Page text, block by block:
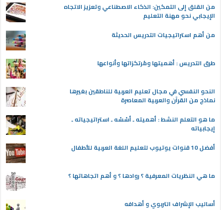
من القلق إلى التمكين: الذكاء الاصطناعي وتعزيز الاتجاه
الإيجابي نحو مهنة التعليم
من أهم استراتيجيات التدريس الحديثة
طرق التدريس : أهميتها ومُرتكزاتها وأنواعها
النحو النفسي في مجال تعليم العربية للناطقين بغيرها
نماذج من القرآن والعربية المعاصرة
ما هو التعلم النشط : أهميته ـ أسُسُه ـ استراتيجياته ـ
إيجابياته
أفضل 10 قنوات يوتيوب لتعليم اللغة العربية للأطفال
ما هي النظريات المعرفية ؟ روادها ؟ و أهم اتجاهاتها ؟
أساليب الإشراف التربوي و أهدافه